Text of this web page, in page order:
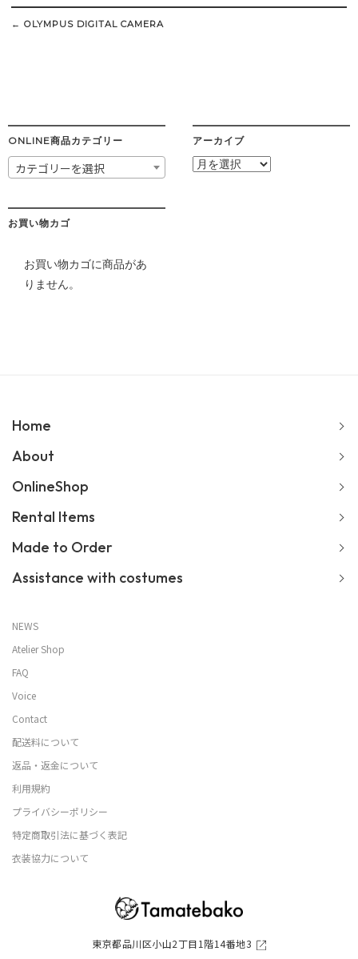
Post
navigation
← OLYMPUS DIGITAL CAMERA
ONLINE商品カテゴリー
カテゴリーを選択
アーカイブ
ア
お買い物カゴ
お買い物カゴに商品があ
りません。
東京都品川区小山2丁目1階14番地3
Home
About
OnlineShop
Rental Items
Made to Order
Assistance with costumes
NEWS
Atelier Shop
FAQ
Voice
Contact
配送料について
返品・返金について
利用規約
プライバシーポリシー
特定商取引法に基づく表記
衣装協力について